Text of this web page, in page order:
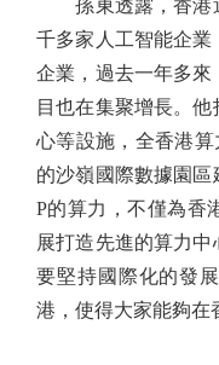
孫東透露，香港
千多家人工智能企
企業，過去一年多
目也在集聚增長。
心等設施，全香港算
的沙嶺國際數據園
P的算力，不僅為香
展打造先進的算力
要堅持國際化的發
港，使得大家能夠在